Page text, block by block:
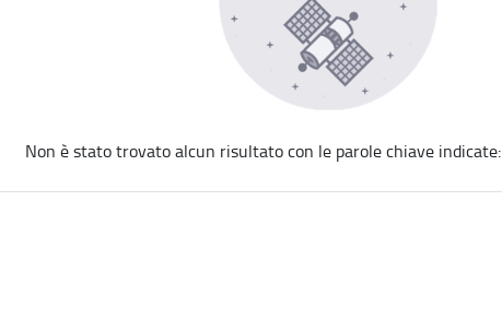
Non è stato trovato alcun risultato con le parole chiave indicate: